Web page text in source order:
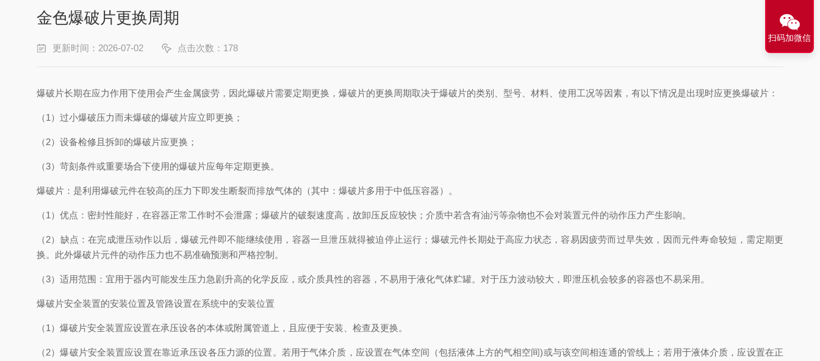
金色爆破片更换周期
更新时间：2026-07-02 点击次数：178
爆破片长期在应力作用下使用会产生金属疲劳，因此爆破片需要定期更换，爆破片的更换周期取决于爆破片的类别、型号、材料、使用工况等因素，有以下情况是出现时应更换爆破片：
（1）过小爆破压力而未爆破的爆破片应立即更换；
（2）设备检修且拆卸的爆破片应更换；
（3）苛刻条件或重要场合下使用的爆破片应每年定期更换。
爆破片：是利用爆破元件在较高的压力下即发生断裂而排放气体的（其中：爆破片多用于中低压容器）。
（1）优点：密封性能好，在容器正常工作时不会泄露；爆破片的破裂速度高，故卸压反应较快；介质中若含有油污等杂物也不会对装置元件的动作压力产生影响。
（2）缺点：在完成泄压动作以后，爆破元件即不能继续使用，容器一旦泄压就得被迫停止运行；爆破元件长期处于高应力状态，容易因疲劳而过早失效，因而元件寿命较短，需定期更
换。此外爆破片元件的动作压力也不易准确预测和严格控制。
（3）适用范围：宜用于器内可能发生压力急剧升高的化学反应，或介质具性的容器，不易用于液化气体贮罐。对于压力波动较大，即泄压机会较多的容器也不易采用。
爆破片安全装置的安装位置及管路设置在系统中的安装位置
（1）爆破片安全装置应设置在承压设各的本体或附属管道上，且应便于安装、检查及更换。
（2）爆破片安全装置应设置在靠近承压设各压力源的位置。若用于气体介质，应设置在气体空间（包括液体上方的气相空间)或与该空间相连通的管线上；若用于液体介质，应设置在正
扫码加微信